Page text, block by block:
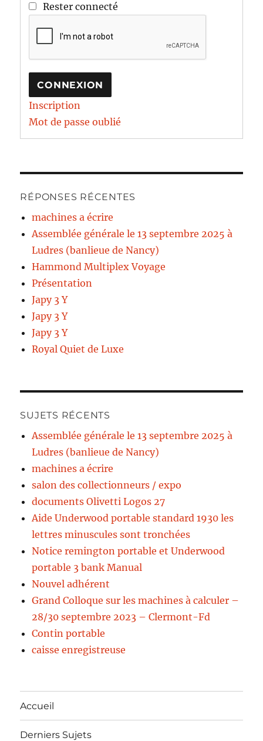
Rester connecté
CONNEXION
Inscription
Mot de passe oublié
RÉPONSES RÉCENTES
machines a écrire
Assemblée générale le 13 septembre 2025 à
Ludres (banlieue de Nancy)
Hammond Multiplex Voyage
Présentation
Japy 3 Y
Japy 3 Y
Japy 3 Y
Royal Quiet de Luxe
SUJETS RÉCENTS
Assemblée générale le 13 septembre 2025 à
Ludres (banlieue de Nancy)
machines a écrire
salon des collectionneurs / expo
documents Olivetti Logos 27
Aide Underwood portable standard 1930 les
lettres minuscules sont tronchées
Notice remington portable et Underwood
portable 3 bank Manual
Nouvel adhérent
Grand Colloque sur les machines à calculer –
28/30 septembre 2023 – Clermont-Fd
Contin portable
caisse enregistreuse
Accueil
Derniers Sujets